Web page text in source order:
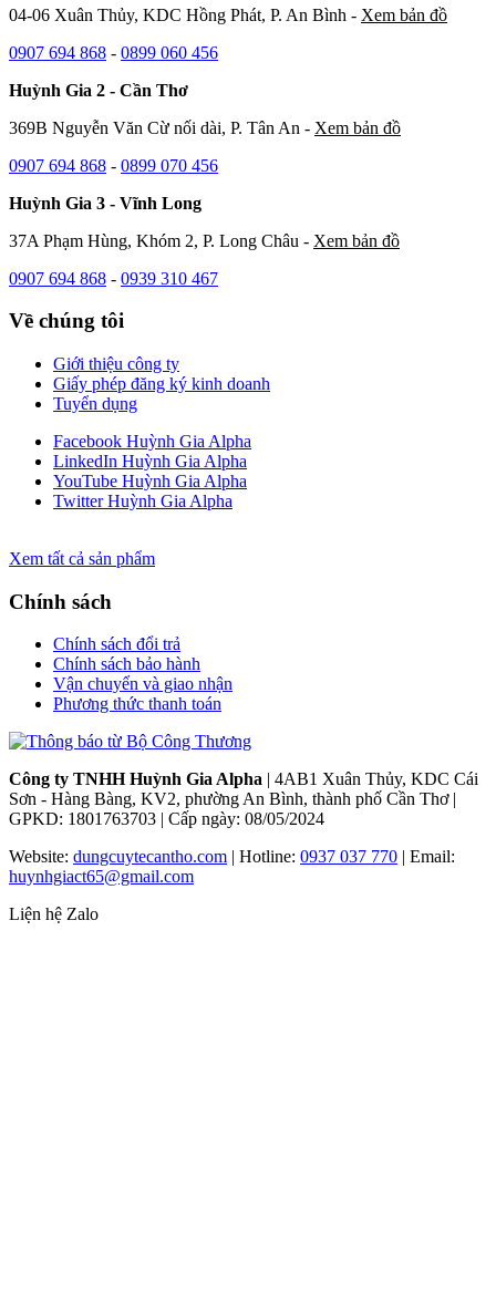
04-06 Xuân Thủy, KDC Hồng Phát, P. An Bình - Xem bản đồ
0907 694 868 - 0899 060 456
Huỳnh Gia 2 - Cần Thơ
369B Nguyễn Văn Cừ nối dài, P. Tân An - Xem bản đồ
0907 694 868 - 0899 070 456
Huỳnh Gia 3 - Vĩnh Long
37A Phạm Hùng, Khóm 2, P. Long Châu - Xem bản đồ
0907 694 868 - 0939 310 467
Về chúng tôi
Giới thiệu công ty
Giấy phép đăng ký kinh doanh
Tuyển dụng
Facebook Huỳnh Gia Alpha
LinkedIn Huỳnh Gia Alpha
YouTube Huỳnh Gia Alpha
Twitter Huỳnh Gia Alpha
Xem tất cả sản phẩm
Chính sách
Chính sách đổi trả
Chính sách bảo hành
Vận chuyển và giao nhận
Phương thức thanh toán
Công ty TNHH Huỳnh Gia Alpha | 4AB1 Xuân Thủy, KDC Cái
Sơn - Hàng Bàng, KV2, phường An Bình, thành phố Cần Thơ |
GPKD: 1801763703 | Cấp ngày: 08/05/2024
Website: dungcuytecantho.com | Hotline: 0937 037 770 | Email:
huynhgiact65@gmail.com
Liện hệ Zalo